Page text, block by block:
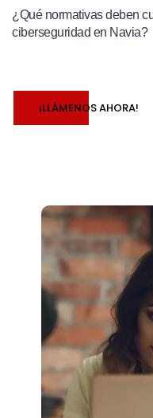
¿Qué normativas deben
ciberseguridad en Navia?
¡LLÁMENOS AHORA!